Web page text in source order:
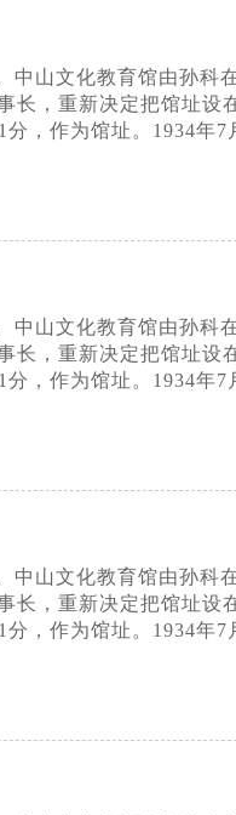
中山文化教育馆由孙
长，重新决定把馆址
，作为馆址。1934年
中山文化教育馆由孙
长，重新决定把馆址
，作为馆址。1934年
中山文化教育馆由孙
长，重新决定把馆址
，作为馆址。1934年